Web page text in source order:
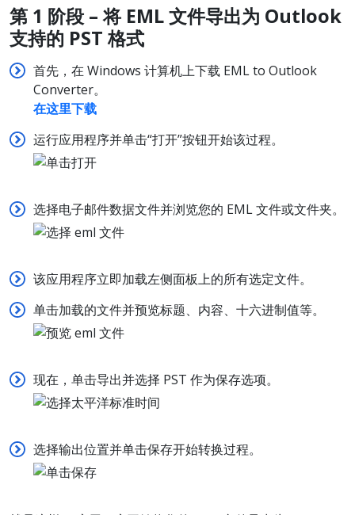
第 1 阶段 –将 EML文件导出为 Outlook
支持的 PST 格式
首先，在 Windows 计算机上下载 EML to Outlook
Converter。
在这里下载
运行应用程序并单击“打开”按钮开始该过程。
选择电子邮件数据文件并浏览您的 EML 文件或文件夹。
该应用程序立即加载左侧面板上的所有选定文件。
单击加载的文件并预览标题、内容、十六进制值等。
现在，单击导出并选择 PST 作为保存选项。
选择输出位置并单击保存开始转换过程。